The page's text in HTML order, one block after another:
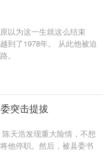
以为这一生就这么结束
到了1978年。 从此他被迫
。
突击提拔
陈天浩发现重大险情，不想
他停职。然后，被县委书